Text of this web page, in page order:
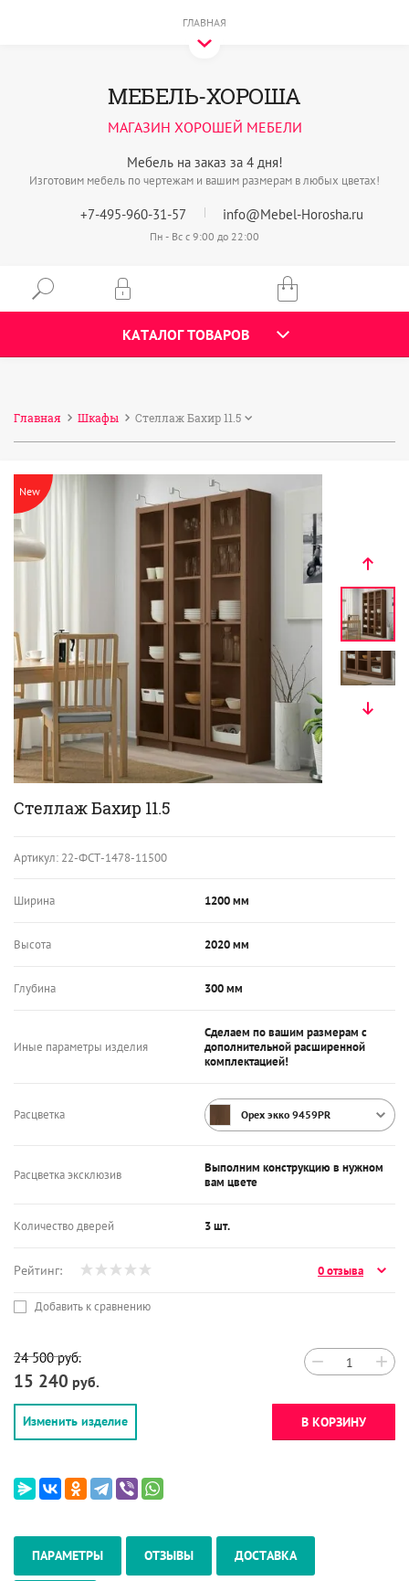
ГЛАВНАЯ
Мебель на заказ за 4 дня!
Изготовим мебель по чертежам и вашим размерам в любых цветах!
МЕБЕЛЬ-ХОРОША
МАГАЗИН ХОРОШЕЙ МЕБЕЛИ
+7-495-960-31-57 info@Mebel-Horosha.ru
Пн - Вс с 9:00 до 22:00
КАТАЛОГ ТОВАРОВ
Главная Шкафы Стеллаж Бахир 11.5
New
Стеллаж Бахир 11.5
Артикул: 22-ФСТ-1478-11500
Ширина 1200 мм
Высота 2020 мм
Глубина 300 мм
Иные параметры изделия
Сделаем по вашим размерам с
дополнительной расширенной
комплектацией!
Расцветка Орех экко 9459PR
Расцветка эксклюзив
Выполним конструкцию в нужном
вам цвете
Количество дверей 3 шт.
Рейтинг: 0 отзыва
Добавить к сравнению
24 500руб.
15 240 руб.
− +
Изменить изделие В КОРЗИНУ
ПАРАМЕТРЫ ОТЗЫВЫ ДОСТАВКА